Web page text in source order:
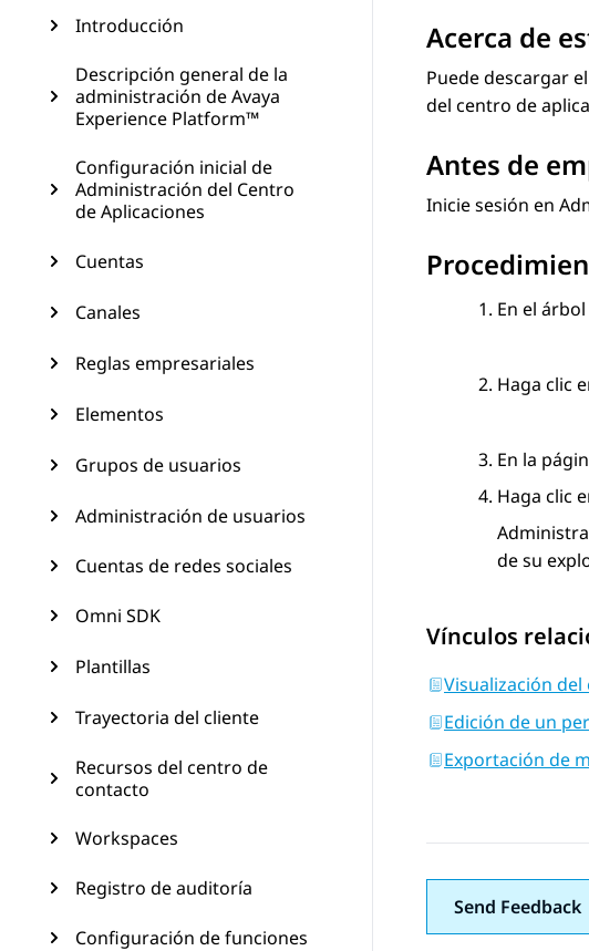
Introducción
Descripción general de la
administración de Avaya
Experience Platform™
Configuración inicial de
Administración del Centro
de Aplicaciones
Cuentas
Canales
Reglas empresariales
Elementos
Grupos de usuarios
Administración de usuarios
Cuentas de redes sociales
Omni SDK
Plantillas
Trayectoria del cliente
Recursos del centro de
contacto
Workspaces
Registro de auditoría
Configuración de funciones
Acerca de
Puede descargar
del centro de
Antes de
Inicie sesión en
En el
Haga clic
En la
Haga clic
de su
Vínculos
Visualización
Edición de un
Exportación de
Send Feedback